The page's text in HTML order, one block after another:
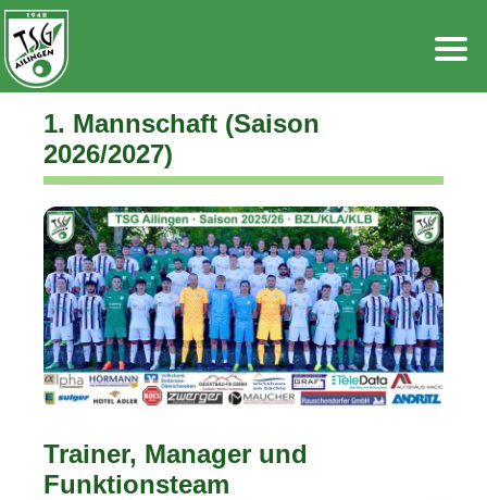
Zum
Inhalt
springen
1. Mannschaft (Saison
2026/2027)
Trainer, Manager und
Funktionsteam